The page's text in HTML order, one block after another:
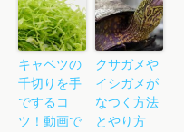
キャベツの
千切りを手
でするコ
ツ！動画で
クサガメや
イシガメが
なつく方法
とやり方